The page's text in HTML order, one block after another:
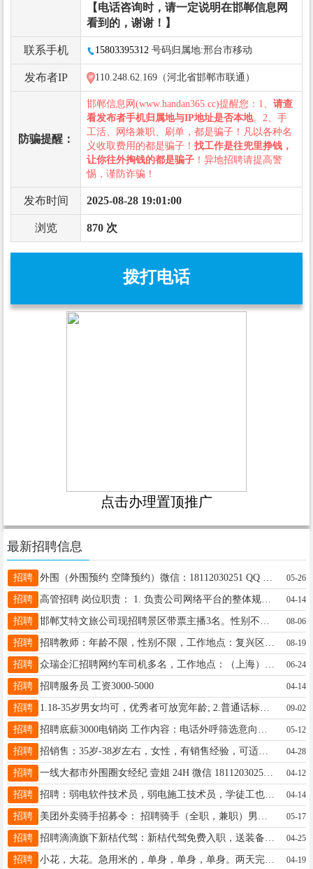
【电话咨询时，请一定说明在邯郸信息网
看到的，谢谢！】
联系手机 15803395312 号码归属地:邢台市移动
发布者IP 110.248.62.169（河北省邯郸市联通）
防骗提醒：
邯郸信息网(www.handan365.cc)提醒您：1、 请查
看发布者手机归属地与IP地址是否本地。2、手
工活、网络兼职、刷单，都是骗子！凡以各种名
义收取费用的都是骗子！ 找工作是往兜里挣钱，
让你往外掏钱的都是骗子 ！异地招聘请提高警
惕，谨防诈骗！
发布时间 2025-08-28 19:01:00
浏览 870 次
拨打电话
点击办理置顶推广
最新招聘信息
招聘 05-26
招聘 高管招聘 岗位职责： 1. 负责公司网络平台的整体规划与运营，制定并执行网络运营策略； 2. 分析用户行为数据，优化内容策略，提高用户活跃度和粘性； 3. 管理团队日常工作，确保项目按时高质量完成； 4. 协调各部门资源，推动线上线下活动的顺利开展。 5. 能独立培训员工， 任职要求： 1. 市场营销、传媒等相关专业优先； 2. 至少3年以上的网络运营经验，有大型企业或平台运营经验者优先； 3. 熟悉互联网行业动态，具备敏锐的市场洞察力； 4. 具备良好的沟通协调能力和团队管理能力； 5. 有较强的数据分析能力，能够通过数据分析指导业务决策； 6. 性格开朗，具有较强的抗压能力。 福利待遇： 1. 年薪范围：12-20万人民币，具体面议； 2. 提供年终奖、绩效奖金； 3. 办公环境舒适，提供茶水间、休息区； 4. 每年组织团队建设活动，增进团队凝聚力。 5. 提供食宿，环境舒适。 招聘单位:河北田野节水灌溉设备有限公司 地址；邯郸市鸡泽县经济开发区 联系人；孙经理 地址: 鸡泽县鸡泽镇北线阁街与515国道交叉口东380米 04-14
招聘 08-06
招聘 08-19
招聘 06-24
招聘 招聘服务员 工资3000-5000 04-14
招聘 1.18-35岁男女均可，优秀者可放宽年龄; 2.普通话标准，活泼开朗，零基础，零经验可做: 3.性格开朗、风趣幽默，或具有才艺(唱歌、喊麦)等更佳; 4.提供舒适的室内办公环境与办公设备; 5.新手带薪培训，有专业老师培训与指导; 6.可全职/兼职/实习，实习提供实习证明; 7.工作时间为14:00-18:00，20:00到24:00(中间2个小时轮流吃饭时间)，兼职4小时以上，时间可自由选择; 薪资范围:保底2000元/月，高提成，月平均工资4000-10000+ v:whwh6791 09-02
招聘 05-12
招聘 招销售：35岁-38岁左右，女性，有销售经验，可适当饮酒；有政府沟通经验者优先，商务礼仪娴熟；无责底薪2500+高绩效+高提成+出差补助+年休+五险。有意者+V：19333992943。备注邯郸销售。 04-28
招聘 一线大都市外围圈女经纪 壹姐 24H 微信 18112030251 QQ 1228207872 往事清零-爱恨随意-做真的自我-经济独立的女孩最美-全国外围招聘日结1万起 没花在你身上的金山银山都与你无关 没落实到你身上的承诺一律视为谎言 女人不能靠感情和不值钱的大饼活着 赚钱和爱自己永远是第一位 职位：外围圈女孩 酒店女公关 为商界精英老板成功人士提供温馨周到的服务 收入：女孩1次到手 1千 2千 3千 日结5千-1万以上 女 35岁以下 净身高155以上 04-12
招聘 招聘：弱电软件技术员，弱电施工技术员，学徒工也可以 地址: 丛台区兼庄乡联纺东路516号 04-14
招聘 05-17
招聘 04-25
招聘 小花，大花。急用米的，单身，单身，单身。两天完事。四五十个。想做的联系，星期二开始。微信qw58896967 04-19